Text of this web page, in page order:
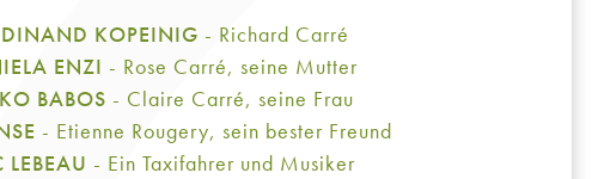
KOPEINIG - Richard Carré
ENZI - Rose Carré, seine Mutter
BABOS - Claire Carré, seine Frau
- Etienne Rougery, sein bester Freund
LEBEAU - Ein Taxifahrer und Musiker